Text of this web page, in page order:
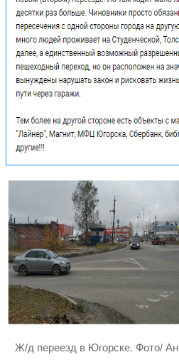
Ж/д переезд в Югорске. Фото/